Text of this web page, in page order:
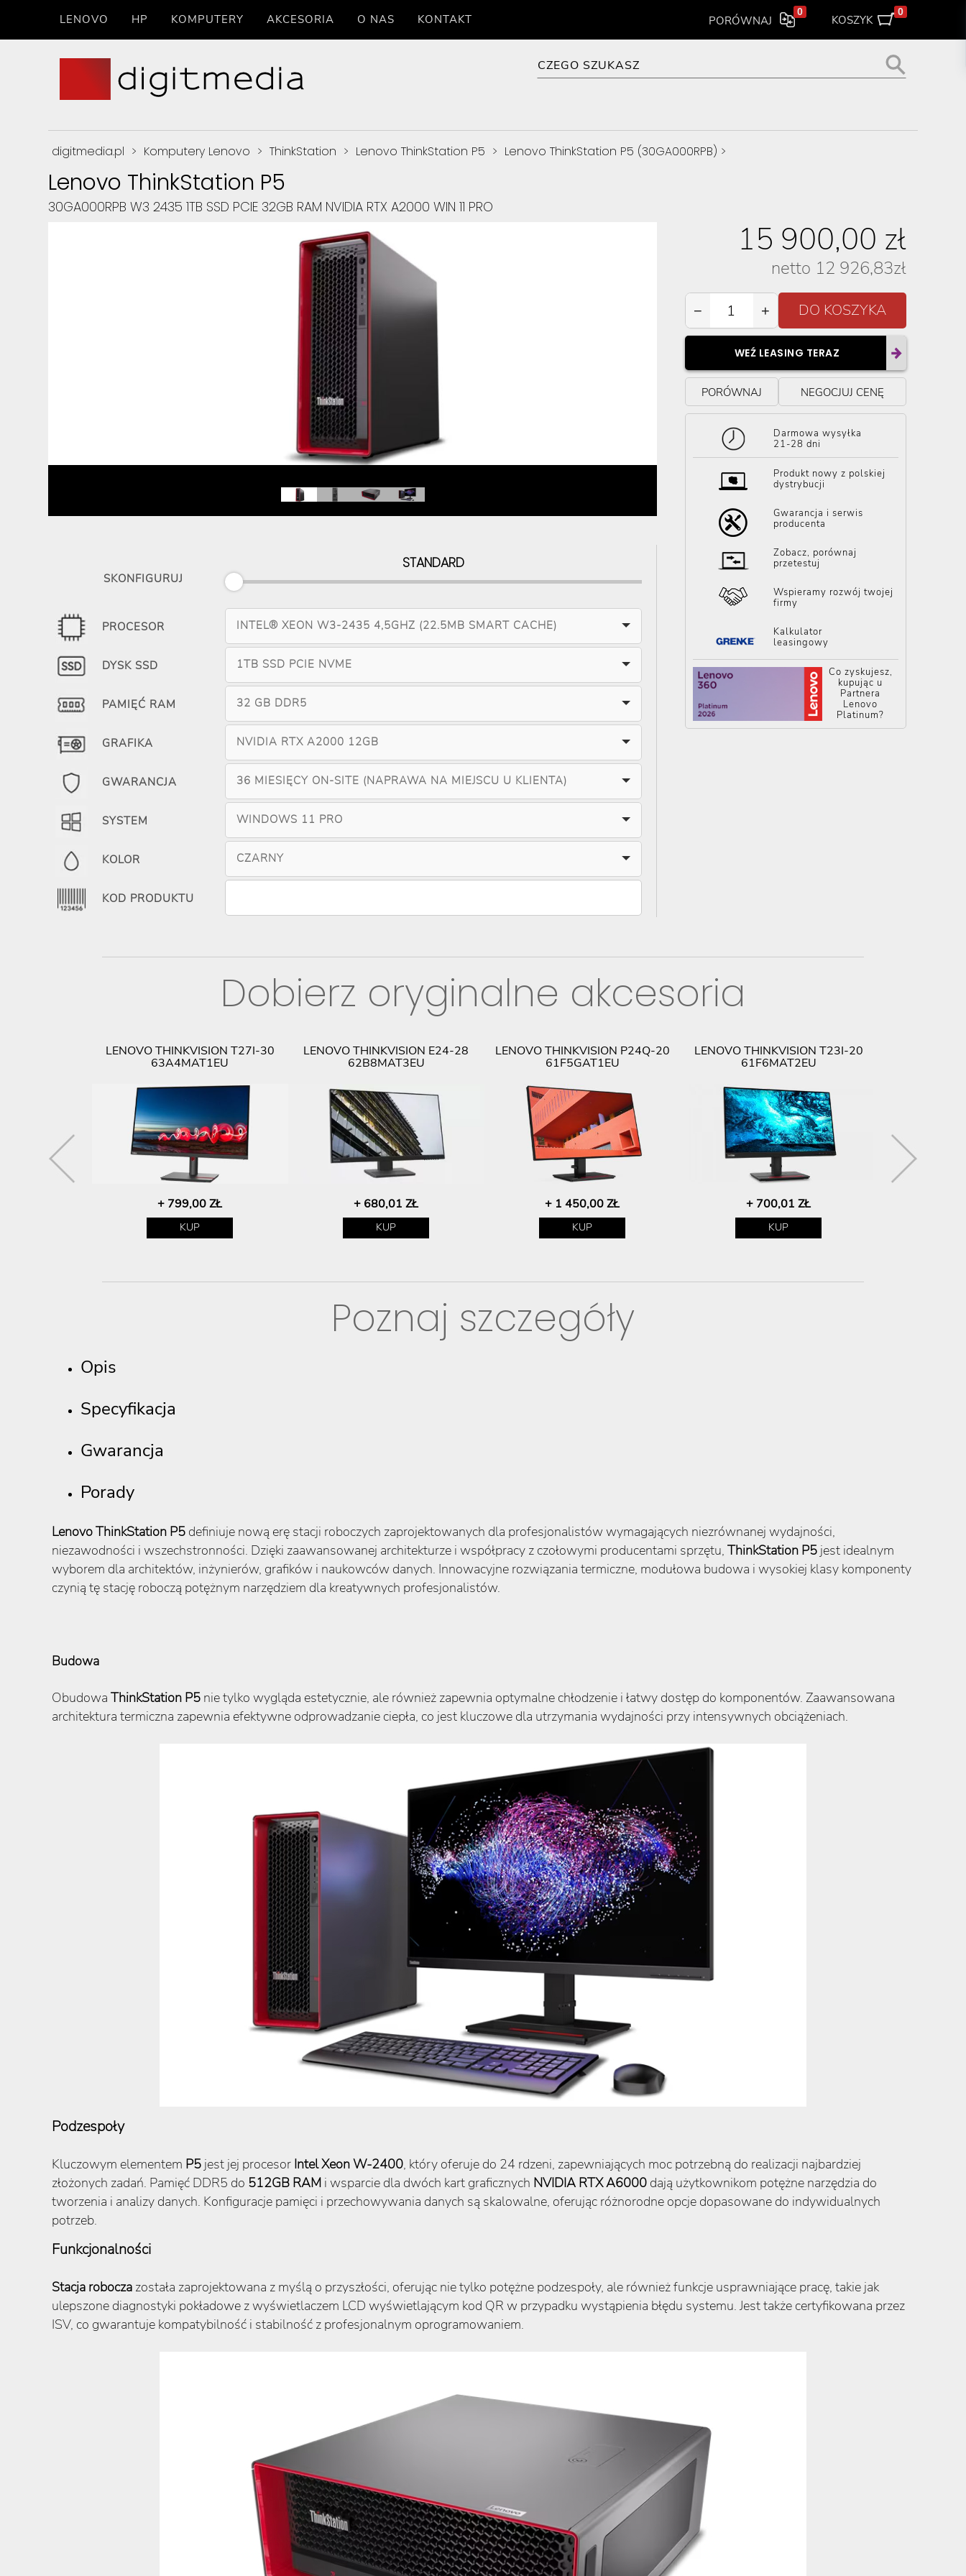
LENOVO HP KOMPUTERY AKCESORIA O NAS KONTAKT PORÓWNAJ
0
KOSZYK
0
digitmedia.pl > Komputery Lenovo > ThinkStation > Lenovo ThinkStation P5 > Lenovo ThinkStation P5 (30GA000RPB) >
Lenovo ThinkStation P5
30GA000RPB W3 2435 1TB SSD PCIE 32GB RAM NVIDIA RTX A2000 WIN 11 PRO
15 900,00 zł
netto 12 926,83zł
− +
WEŹ LEASING TERAZ
PORÓWNAJ NEGOCJUJ CENĘ
Darmowa wysyłka
21-28 dni
Produkt nowy z polskiej
dystrybucji
Gwarancja i serwis
producenta
Zobacz, porównaj
przetestuj
Wspieramy rozwój twojej
firmy
Kalkulator
leasingowy
Co zyskujesz,
kupując u
Partnera
Lenovo
Platinum?
SKONFIGURUJ
STANDARD
PROCESOR INTEL® XEON W3-2435 4,5GHZ (22.5MB SMART CACHE)
DYSK SSD 1TB SSD PCIE NVME
PAMIĘĆ RAM 32 GB DDR5
GRAFIKA NVIDIA RTX A2000 12GB
GWARANCJA 36 MIESIĘCY ON-SITE (NAPRAWA NA MIEJSCU U KLIENTA)
SYSTEM WINDOWS 11 PRO
KOLOR CZARNY
KOD PRODUKTU
Dobierz oryginalne akcesoria
LENOVO THINKVISION T27I-30
63A4MAT1EU
+ 799,00 ZŁ
KUP
LENOVO THINKVISION E24-28
62B8MAT3EU
+ 680,01 ZŁ
KUP
LENOVO THINKVISION P24Q-20
61F5GAT1EU
+ 1 450,00 ZŁ
KUP
LENOVO THINKVISION T23I-20
61F6MAT2EU
+ 700,01 ZŁ
KUP
Poznaj szczegóły
Opis
Specyfikacja
Gwarancja
Porady
Lenovo ThinkStation P5 definiuje nową erę stacji roboczych zaprojektowanych dla profesjonalistów wymagających niezrównanej wydajności,
niezawodności i wszechstronności. Dzięki zaawansowanej architekturze i współpracy z czołowymi producentami sprzętu, ThinkStation P5 jest idealnym
wyborem dla architektów, inżynierów, grafików i naukowców danych. Innowacyjne rozwiązania termiczne, modułowa budowa i wysokiej klasy komponenty
czynią tę stację roboczą potężnym narzędziem dla kreatywnych profesjonalistów.
Budowa
Obudowa ThinkStation P5 nie tylko wygląda estetycznie, ale również zapewnia optymalne chłodzenie i łatwy dostęp do komponentów. Zaawansowana
architektura termiczna zapewnia efektywne odprowadzanie ciepła, co jest kluczowe dla utrzymania wydajności przy intensywnych obciążeniach​​​​.
Podzespoły
Kluczowym elementem P5 jest jej procesor Intel Xeon W-2400, który oferuje do 24 rdzeni, zapewniających moc potrzebną do realizacji najbardziej
złożonych zadań. Pamięć DDR5 do 512GB RAM i wsparcie dla dwóch kart graficznych NVIDIA RTX A6000 dają użytkownikom potężne narzędzia do
tworzenia i analizy danych. Konfiguracje pamięci i przechowywania danych są skalowalne, oferując różnorodne opcje dopasowane do indywidualnych
potrzeb​​​​.
Funkcjonalności
Stacja robocza została zaprojektowana z myślą o przyszłości, oferując nie tylko potężne podzespoły, ale również funkcje usprawniające pracę, takie jak
ulepszone diagnostyki pokładowe z wyświetlaczem LCD wyświetlającym kod QR w przypadku wystąpienia błędu systemu​​. Jest także certyfikowana przez
ISV, co gwarantuje kompatybilność i stabilność z profesjonalnym oprogramowaniem​​.